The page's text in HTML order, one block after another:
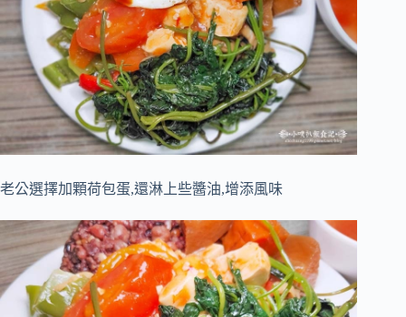
老公選擇加顆荷包蛋,還淋上些醬油,增添風味